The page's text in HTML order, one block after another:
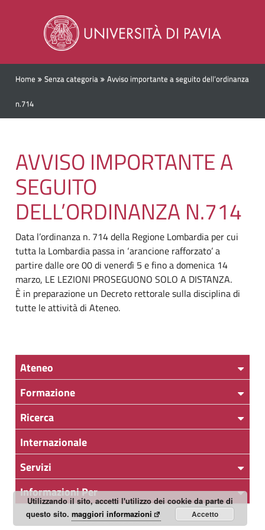
Home Senza categoria Avviso importante a seguito dell’ordinanza
n.714
AVVISO IMPORTANTE A
SEGUITO
DELL’ORDINANZA N.714
Data l’ordinanza n. 714 della Regione Lombardia per cui
tutta la Lombardia passa in ‘arancione rafforzato’ a
partire dalle ore 00 di venerdì 5 e fino a domenica 14
marzo, LE LEZIONI PROSEGUONO SOLO A DISTANZA.
È in preparazione un Decreto rettorale sulla disciplina di
tutte le attività di Ateneo.
Ateneo
Formazione
Ricerca
Internazionale
Servizi
Informazioni Per
Utilizzando il sito, accetti l'utilizzo dei cookie da parte di
questo sito. maggiori informazioni Accetto